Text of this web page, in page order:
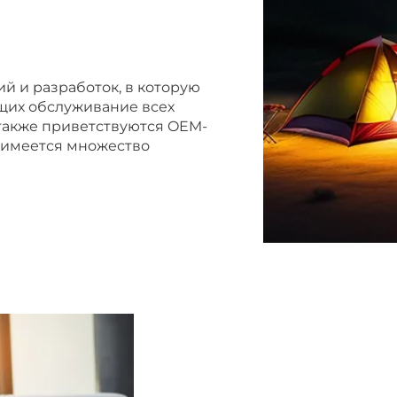
и разработок, в которую
обслуживание всех
приветствуются OEM-
множество